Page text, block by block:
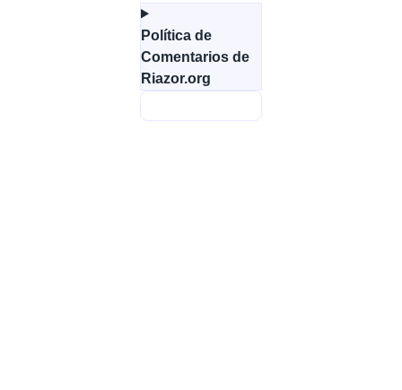
Política de
Comentarios de
Riazor.org